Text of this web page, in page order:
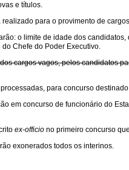
e títulos.
realizado para o provimento de
o limite de idade dos
Chefe do Poder Executivo.
cargos vagos, pelos candidatos
para concurso
em concurso de funcionário do
ex-officio no primeiro concurso
exonerados todos os interinos.